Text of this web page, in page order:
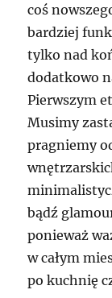
coś
bardziej
tylko nad
dodatkowo
Pierwszym
Musimy
pragniemy
bądź
ponieważ
w całym
po kuchnię